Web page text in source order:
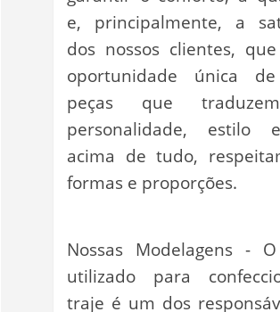
e, principalmente, a
dos nossos clientes,
oportunidade única
peças que
personalidade, estilo
acima de tudo,
formas e proporções.
Nossas Modelagens -
utilizado para
traje é um dos